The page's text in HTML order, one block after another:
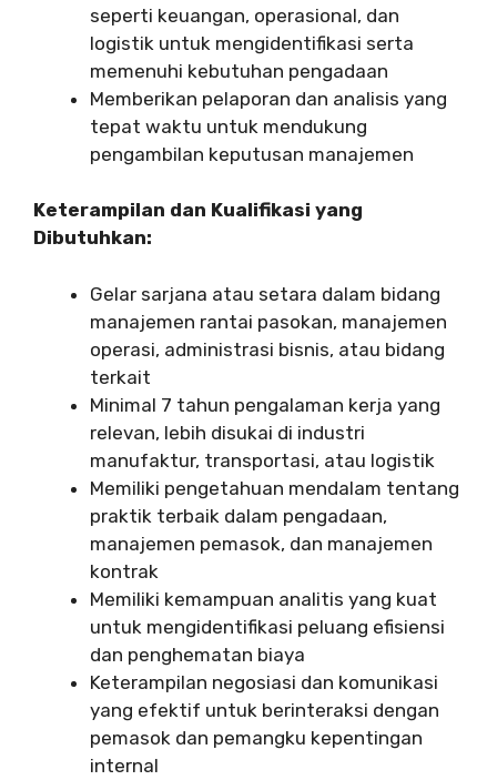
seperti keuangan, operasional, dan
logistik untuk mengidentifikasi serta
memenuhi kebutuhan pengadaan
Memberikan pelaporan dan analisis yang
tepat waktu untuk mendukung
pengambilan keputusan manajemen
Keterampilan dan Kualifikasi yang
Dibutuhkan:
Gelar sarjana atau setara dalam bidang
manajemen rantai pasokan, manajemen
operasi, administrasi bisnis, atau bidang
terkait
Minimal 7 tahun pengalaman kerja yang
relevan, lebih disukai di industri
manufaktur, transportasi, atau logistik
Memiliki pengetahuan mendalam tentang
praktik terbaik dalam pengadaan,
manajemen pemasok, dan manajemen
kontrak
Memiliki kemampuan analitis yang kuat
untuk mengidentifikasi peluang efisiensi
dan penghematan biaya
Keterampilan negosiasi dan komunikasi
yang efektif untuk berinteraksi dengan
pemasok dan pemangku kepentingan
internal